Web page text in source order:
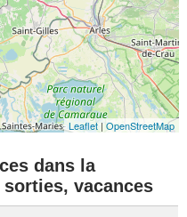
Leaflet|OpenStreetMap
dans la
vacances